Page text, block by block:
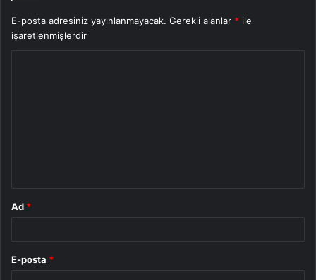
E-posta adresiniz yayınlanmayacak. Gerekli alanlar * ile
işaretlenmişlerdir
Ad *
E-posta *